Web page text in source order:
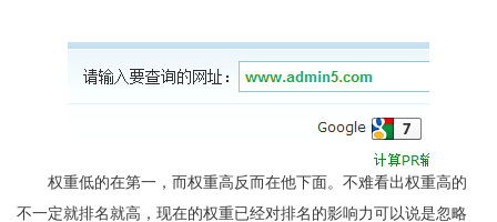
权重低的在第一，而权重高反而在他下面。不难看出权重高的
不一定就排名就高，现在的权重已经对排名的影响力可以说是忽略